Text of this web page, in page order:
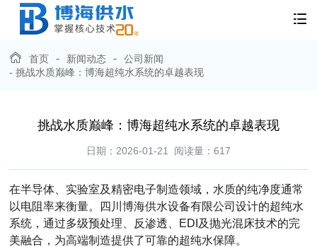
首页 - 新闻动态 -
公司新闻
- 挑战水质巅峰：博海超纯水系统的卓越表现
挑战水质巅峰：博海超纯水系统的卓越表现
日期：2026-01-21 阅读量： 617
在半导体、实验室及精密电子制造领域，水质的纯净度通常
以电阻率来衡量。四川博海供水设备有限公司设计的超纯水
系统 ，通过多级预处理、反渗透、 EDI及抛光混床技术的完
美融合，为高端制造提供了可靠的超纯水保障。